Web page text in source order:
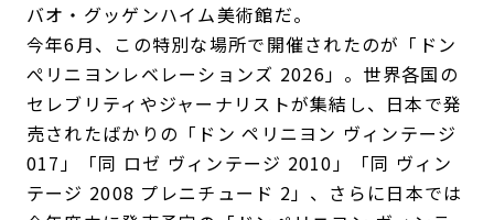
バオ・グッゲンハイム美術館だ。
今年6月、この特別な場所で開催されたのが「ドン
ぺリニヨンレベレーションズ 2026」。世界各国の
セレブリティやジャーナリストが集結し、日本で発
売されたばかりの「ドン ペリニヨン ヴィンテージ
017」「同 ロゼ ヴィンテージ 2010」「同 ヴィン
テージ 2008 プレニチュード 2」、さらに日本では